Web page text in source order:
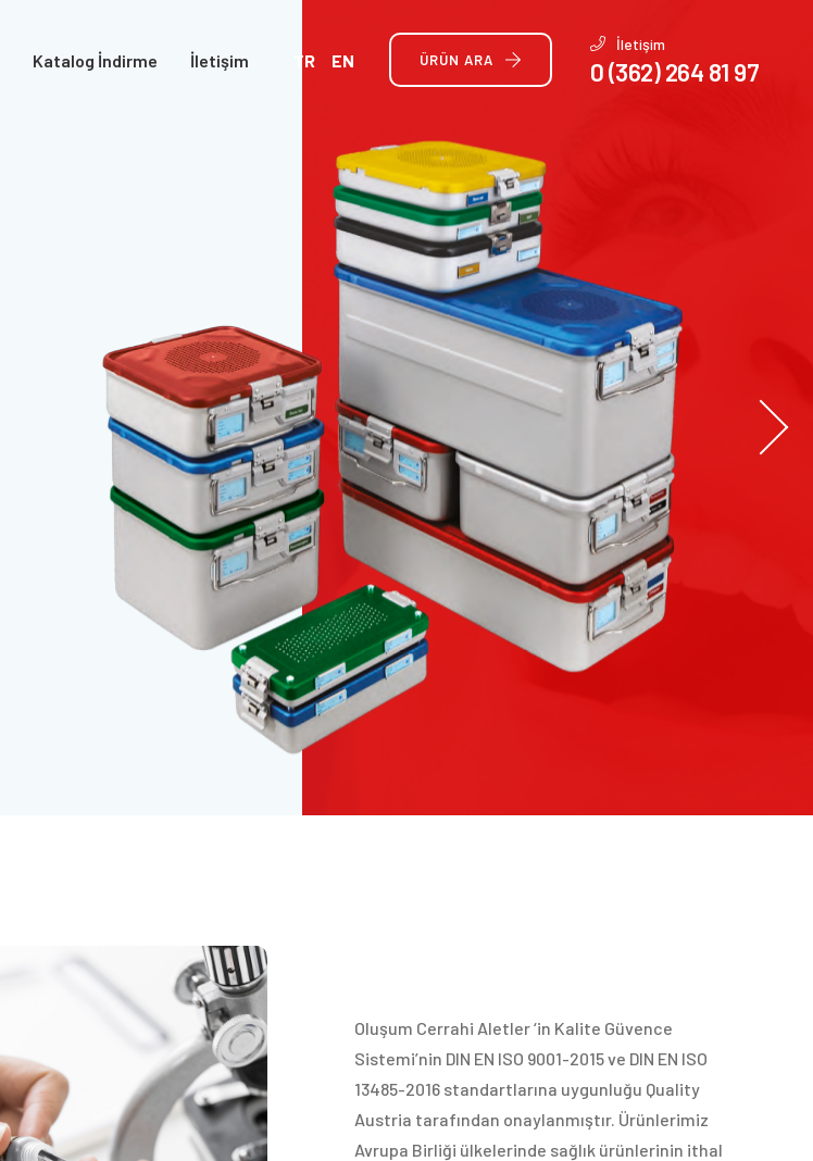
Katalog İndirme İletişim TR EN ÜRÜN ARA
İletişim
0 (362) 264 81 97
Oluşum Cerrahi Aletler ‘in Kalite Güvence
Sistemi’nin DIN EN ISO 9001-2015 ve DIN EN ISO
13485-2016 standartlarına uygunluğu Quality
Austria tarafından onaylanmıştır. Ürünlerimiz
Avrupa Birliği ülkelerinde sağlık ürünlerinin ithal